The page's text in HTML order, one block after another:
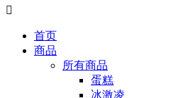

首页
商品
所有商品
蛋糕
冰激凌